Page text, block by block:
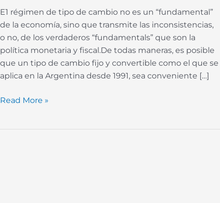
E1 régimen de tipo de cambio no es un “fundamental”
de la economía, sino que transmite las inconsistencias,
o no, de los verdaderos “fundamentals” que son la
política monetaria y fiscal.De todas maneras, es posible
que un tipo de cambio fijo y convertible como el que se
aplica en la Argentina desde 1991, sea conveniente […]
Read More »